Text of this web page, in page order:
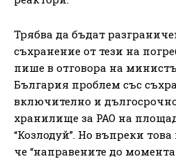
Трябва да бъдат
съхранение от тези на
пише в отговора на
България проблем със
включително и
хранилище за РАО на
“Козлодуй”. Но въпреки
че “направените до